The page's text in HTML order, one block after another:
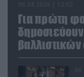
Για πρώτη
Ουκρανίας